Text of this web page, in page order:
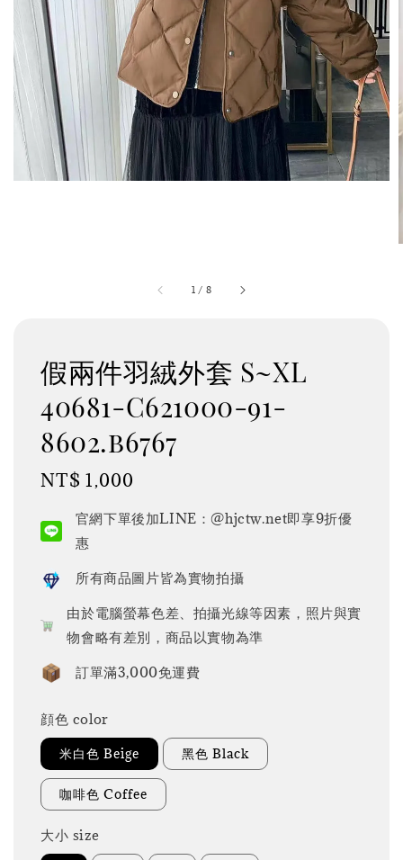
1 / 8
假兩件羽絨外套 S~XL
40681-C621000-91-
8602.b6767
Regular
NT$ 1,000
官網下單後加LINE：@hjctw.net即享9折優
惠
所有商品圖片皆為實物拍攝
由於電腦螢幕色差、拍攝光線等因素，照片與實
物會略有差別，商品以實物為準
訂單滿3,000免運費
顔色 color
米白色 Beige 黑色 Black
咖啡色 Coffee
大小 size